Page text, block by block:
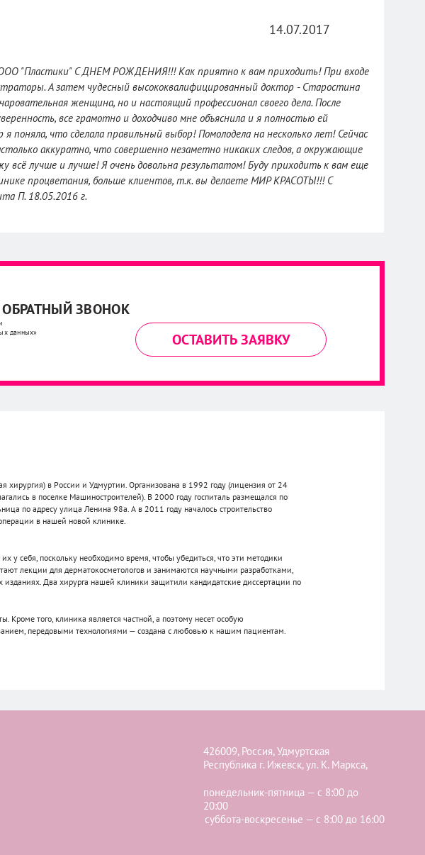
14.07.2017
"Пластики" С ДНЕМ РОЖДЕНИЯ!!! Как приятно к вам приходить! При входе
А затем чудесный высококвалифицированный доктор - Старостина
женщина, но и настоящий профессионал своего дела. После
все грамотно и доходчиво мне объяснила и я полностью ей
я поняла, что сделала правильный выбор! Помолодела на несколько лет! Сейчас
аккуратно, что совершенно незаметно никаких следов, а окружающие
всё лучше и лучше! Я очень довольна результатом! Буду приходить к вам еще
процветания, больше клиентов, т.к. вы делаете МИР КРАСОТЫ!!! С
П. 18.05.2016 г.
ЗВОНОК
данных»
ОСТАВИТЬ ЗАЯВКУ
в России и Удмуртии. Организована в 1992 году (лицензия от 24
в поселке Машиностроителей). В 2000 году госпиталь размещался по
по адресу улица Ленина 98а. А в 2011 году началось строительство
в нашей новой клинике.
себя, поскольку необходимо время, чтобы убедиться, что эти методики
лекции для дерматокосметологов и занимаются научными разработками,
изданиях. Два хирурга нашей клиники защитили кандидатские диссертации по
того, клиника является частной, а поэтому несет особую
передовыми технологиями — создана с любовью к нашим пациентам.
426009, Россия, Удмуртская
Республика г. Ижевск, ул. К. Маркса,
понедельник-пятница — с 8:00 до
20:00
суббота-воскресенье — с 8:00 до 16:00